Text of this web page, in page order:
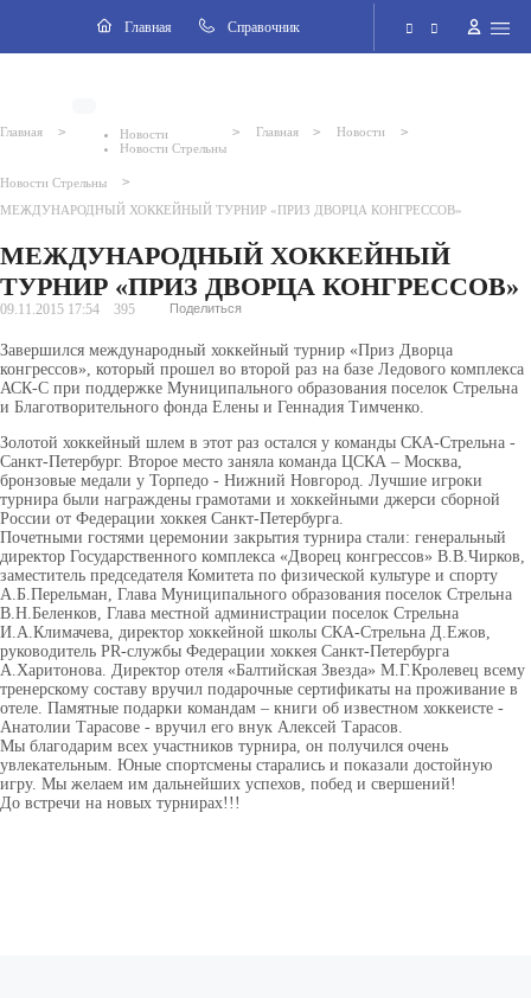
Главная Cправочник
Версия для слабовидящих
ВКонтакте
Главная >
Новости
Новости Стрельны
> Главная > Новости >
Новости Стрельны >
МЕЖДУНАРОДНЫЙ ХОККЕЙНЫЙ ТУРНИР «ПРИЗ ДВОРЦА КОНГРЕССОВ»
МЕЖДУНАРОДНЫЙ ХОККЕЙНЫЙ
ТУРНИР «ПРИЗ ДВОРЦА КОНГРЕССОВ»
09.11.2015 17:54 395 Поделиться
Завершился международный хоккейный турнир «Приз Дворца
конгрессов», который прошел во второй раз на базе Ледового комплекса
АСК-С при поддержке Муниципального образования поселок Стрельна
и Благотворительного фонда Елены и Геннадия Тимченко.
Золотой хоккейный шлем в этот раз остался у команды СКА-Стрельна -
Санкт-Петербург. Второе место заняла команда ЦСКА – Москва,
бронзовые медали у Торпедо - Нижний Новгород. Лучшие игроки
турнира были награждены грамотами и хоккейными джерси сборной
России от Федерации хоккея Санкт-Петербурга.
Почетными гостями церемонии закрытия турнира стали: генеральный
директор Государственного комплекса «Дворец конгрессов» В.В.Чирков,
заместитель председателя Комитета по физической культуре и спорту
А.Б.Перельман, Глава Муниципального образования поселок Стрельна
В.Н.Беленков, Глава местной администрации поселок Стрельна
И.А.Климачева, директор хоккейной школы СКА-Стрельна Д.Ежов,
руководитель PR-службы Федерации хоккея Санкт-Петербурга
А.Харитонова. Директор отеля «Балтийская Звезда» М.Г.Кролевец всему
тренерскому составу вручил подарочные сертификаты на проживание в
отеле. Памятные подарки командам – книги об известном хоккеисте -
Анатолии Тарасове - вручил его внук Алексей Тарасов.
Мы благодарим всех участников турнира, он получился очень
увлекательным. Юные спортсмены старались и показали достойную
игру. Мы желаем им дальнейших успехов, побед и свершений!
До встречи на новых турнирах!!!